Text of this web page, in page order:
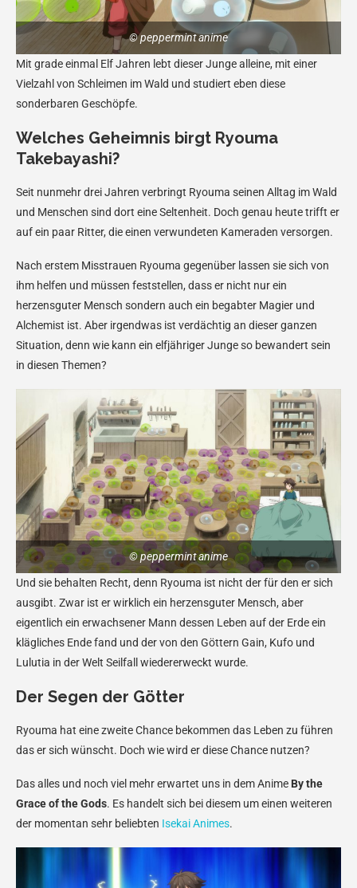
© peppermint anime
Mit grade einmal Elf Jahren lebt dieser Junge alleine, mit einer
Vielzahl von Schleimen im Wald und studiert eben diese
sonderbaren Geschöpfe.
Welches Geheimnis birgt Ryouma
Takebayashi?
Seit nunmehr drei Jahren verbringt Ryouma seinen Alltag im Wald
und Menschen sind dort eine Seltenheit. Doch genau heute trifft er
auf ein paar Ritter, die einen verwundeten Kameraden versorgen.
Nach erstem Misstrauen Ryouma gegenüber lassen sie sich von
ihm helfen und müssen feststellen, dass er nicht nur ein
herzensguter Mensch sondern auch ein begabter Magier und
Alchemist ist. Aber irgendwas ist verdächtig an dieser ganzen
Situation, denn wie kann ein elfjähriger Junge so bewandert sein
in diesen Themen?
© peppermint anime
Und sie behalten Recht, denn Ryouma ist nicht der für den er sich
ausgibt. Zwar ist er wirklich ein herzensguter Mensch, aber
eigentlich ein erwachsener Mann dessen Leben auf der Erde ein
klägliches Ende fand und der von den Göttern Gain, Kufo und
Lulutia in der Welt Seilfall wiedererweckt wurde.
Der Segen der Götter
Ryouma hat eine zweite Chance bekommen das Leben zu führen
das er sich wünscht. Doch wie wird er diese Chance nutzen?
Das alles und noch viel mehr erwartet uns in dem Anime By the
Grace of the Gods. Es handelt sich bei diesem um einen weiteren
der momentan sehr beliebten Isekai Animes.